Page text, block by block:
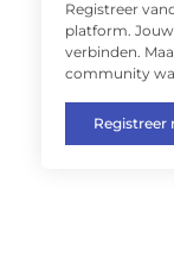
Registreer
platform.
verbinden.
community
Registreer